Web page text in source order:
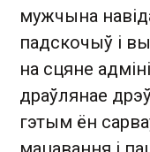
мужчына
падскочыў і
на сцяне
драўлянае
гэтым ён